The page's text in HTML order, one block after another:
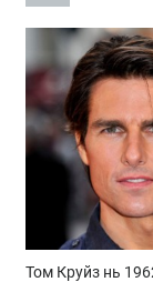
Том Круйз нь